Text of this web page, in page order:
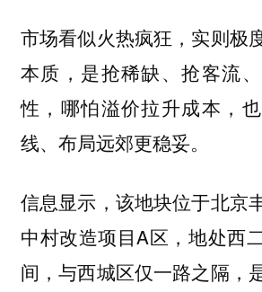
市场看似火热疯狂，实则极
本质，是抢稀缺、抢客流
性，哪怕溢价拉升成本，
线、布局远郊更稳妥。
信息显示，该地块位于北京
中村改造项目A区，地处西
间，与西城区仅一路之隔，